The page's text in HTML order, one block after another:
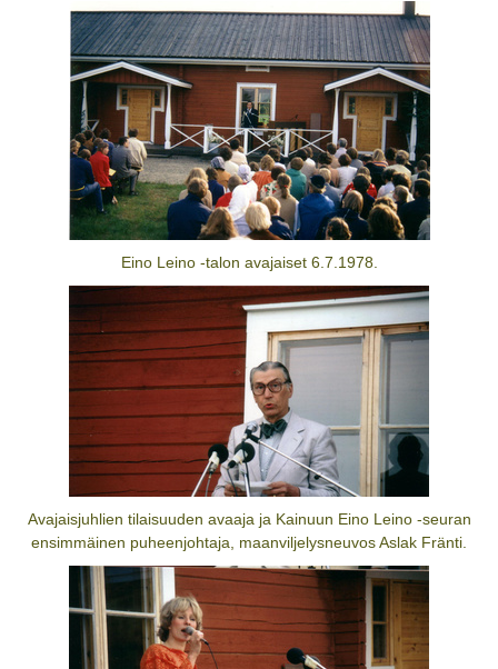
Eino Leino -talon avajaiset 6.7.1978.
Avajaisjuhlien tilaisuuden avaaja ja Kainuun Eino Leino -seuran
ensimmäinen puheenjohtaja, maanviljelysneuvos Aslak Fränti.